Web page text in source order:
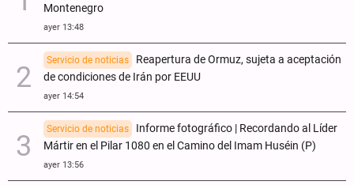
Montenegro
ayer 13:48
Servicio de noticias
Reapertura de Ormuz, sujeta a aceptación
de condiciones de Irán por EEUU
ayer 14:54
Servicio de noticias
Informe fotográfico | Recordando al Líder
Mártir en el Pilar 1080 en el Camino del Imam Huséin (P)
ayer 13:56